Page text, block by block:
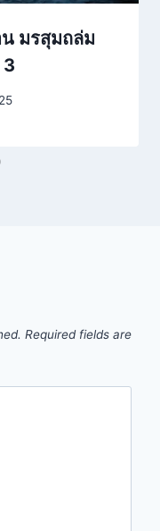
มรสุมถล่ม
Required fields are